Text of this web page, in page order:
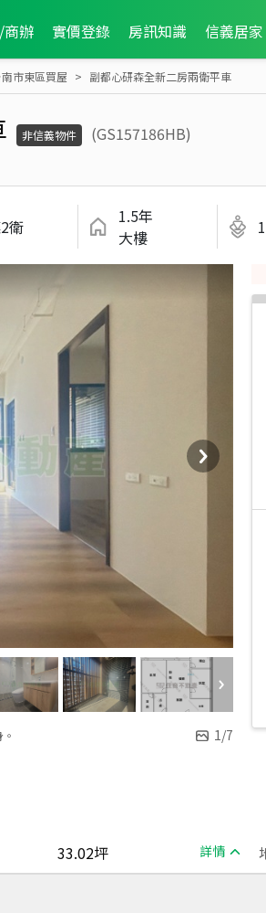
辦 實價登錄 房訊知識 信義居家
南市東區買屋 副都心研森全新二房兩衛平車
非信義物件
(GS157186HB)
衛
1.5年
大樓
1/7
33.02坪 詳情